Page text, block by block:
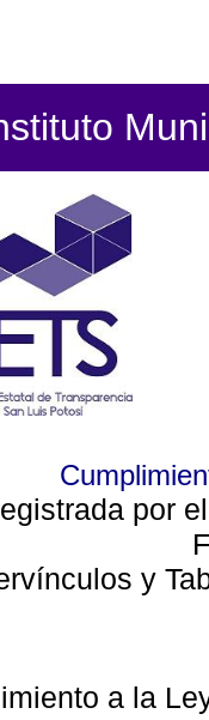
por
y
a la